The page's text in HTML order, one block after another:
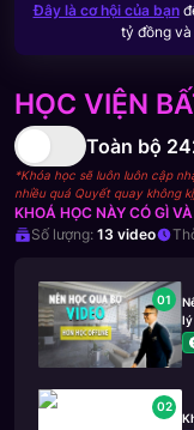
HỌC VIỆN
Toàn bộ
*Khóa học sẽ luôn luôn cập
nhiều quá Quyết quay không
KHOÁ HỌC NÀY CÓ GÌ
Số lượng: 13 video
01
lý
02
Đây là cơ hội của bạn
tỷ đồng